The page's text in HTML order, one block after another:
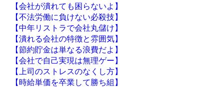
【会社が潰れても困らないよ】
【不法労働に負けない必殺技】
【中年リストラで会社丸儲け】
【潰れる会社の特徴と雰囲気】
【節約貯金は単なる浪費だよ】
【会社で自己実現は無理ゲー】
【上司のストレスのなくし方】
【時給単価を卒業して勝ち組】